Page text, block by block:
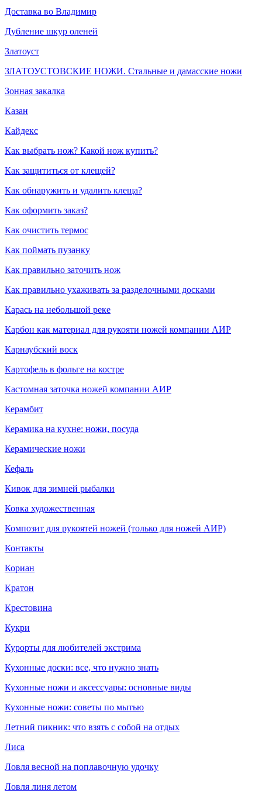
Доставка во Владимир
Дубление шкур оленей
Златоуст
ЗЛАТОУСТОВСКИЕ НОЖИ. Стальные и дамасские ножи
Зонная закалка
Казан
Кайдекс
Как выбрать нож? Какой нож купить?
Как защититься от клещей?
Как обнаружить и удалить клеща?
Как оформить заказ?
Как очистить термос
Как поймать пузанку
Как правильно заточить нож
Как правильно ухаживать за разделочными досками
Карась на небольшой реке
Карбон как материал для рукояти ножей компании АИР
Карнаубский воск
Картофель в фольге на костре
Кастомная заточка ножей компании АИР
Керамбит
Керамика на кухне: ножи, посуда
Керамические ножи
Кефаль
Кивок для зимней рыбалки
Ковка художественная
Композит для рукоятей ножей (только для ножей АИР)
Контакты
Кориан
Кратон
Крестовина
Кукри
Курорты для любителей экстрима
Кухонные доски: все, что нужно знать
Кухонные ножи и аксессуары: основные виды
Кухонные ножи: советы по мытью
Летний пикник: что взять с собой на отдых
Лиса
Ловля весной на поплавочную удочку
Ловля линя летом